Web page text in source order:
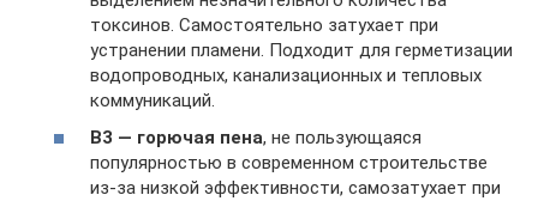
токсинов. Самостоятельно затухает при
устранении пламени. Подходит для герметизации
водопроводных, канализационных и тепловых
коммуникаций.
В3 — горючая пена, не пользующаяся
популярностью в современном строительстве
из-за низкой эффективности, самозатухает при